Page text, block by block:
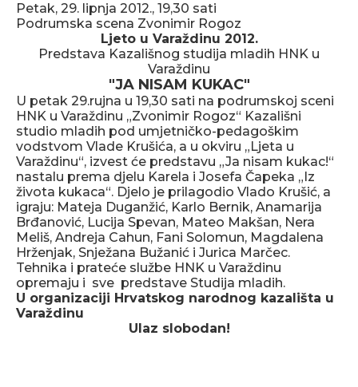
Petak, 29. lipnja 2012., 19,30 sati
Podrumska scena Zvonimir Rogoz
Ljeto u Varaždinu 2012.
Predstava Kazališnog studija mladih HNK u
Varaždinu
"JA NISAM KUKAC"
U petak 29.rujna u 19,30 sati na podrumskoj sceni
HNK u Varaždinu „Zvonimir Rogoz“ Kazališni
studio mladih pod umjetničko-pedagoškim
vodstvom Vlade Krušića, a u okviru „Ljeta u
Varaždinu“, izvest će predstavu „Ja nisam kukac!“
nastalu prema djelu Karela i Josefa Čapeka „Iz
života kukaca“. Djelo je prilagodio Vlado Krušić, a
igraju: Mateja Duganžić, Karlo Bernik, Anamarija
Brđanović, Lucija Spevan, Mateo Makšan, Nera
Meliš, Andreja Cahun, Fani Solomun, Magdalena
Hrženjak, Snježana Bužanić i Jurica Marčec.
Tehnika i prateće službe HNK u Varaždinu
opremaju i sve predstave Studija mladih.
U organizaciji Hrvatskog narodnog kazališta u
Varaždinu
Ulaz slobodan!